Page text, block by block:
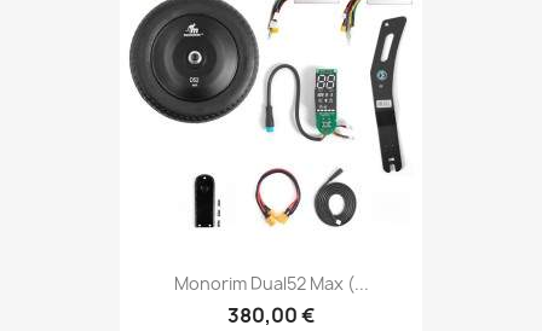
Monorim Dual52 Max (...
380,00 €